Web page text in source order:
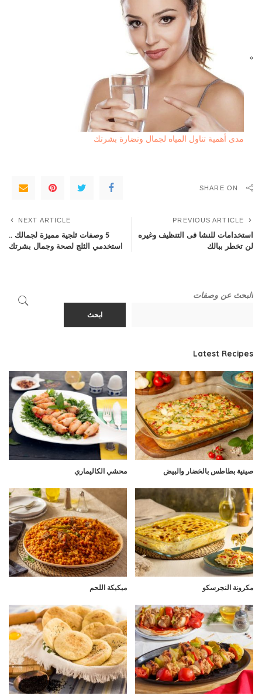
مدى أهمية تناول المياه لجمال ونضارة بشرتك
SHARE ON
PREVIOUS ARTICLE
استخدامات للنشا فى التنظيف وغيره
لن تخطر ببالك
NEXT ARTICLE
5 وصفات ثلجية مميزة لجمالك ..
استخدمي الثلج لصحة وجمال بشرتك
البحث عن وصفات
ابحث
Latest Recipes
صينية بطاطس بالخضار والبيض محشي الكاليماري
مكرونة النجرسكو مبكبكة اللحم